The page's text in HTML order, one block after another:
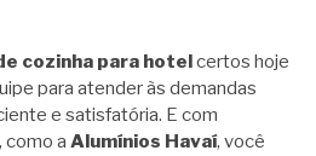
cozinha para hotelcertos hoje
para atender às demandas
e satisfatória. E com
a Alumínios Havaí, você